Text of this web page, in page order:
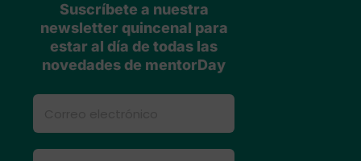
Suscríbete a nuestra
newsletter quincenal para
estar al día de todas las
novedades de mentorDay